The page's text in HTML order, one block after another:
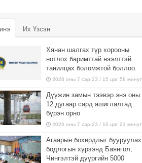
Их Үзсэн
Хянан шалгах түр хорооны
нотлох баримттай нээлттэй
танилцах боломжтой боллоо.
2026 оны 7 сар 23 / 15 цаг 58 минут
Дүүжин замын тээвэр энэ оны
12 дугаар сард ашиглалтад
бүрэн орно
2026 оны 7 сар 23 / 10 цаг 21 минут
Агаарын бохирдлыг бууруулах
бодлогын хүрээнд Баянгол,
Чингэлтэй дүүргийн 5000